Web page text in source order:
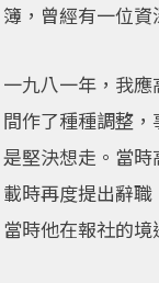
簿，曾經有一位
一九八一年，我
間作了種種調整
是堅決想走。當
載時再度提出辭
當時他在報社的